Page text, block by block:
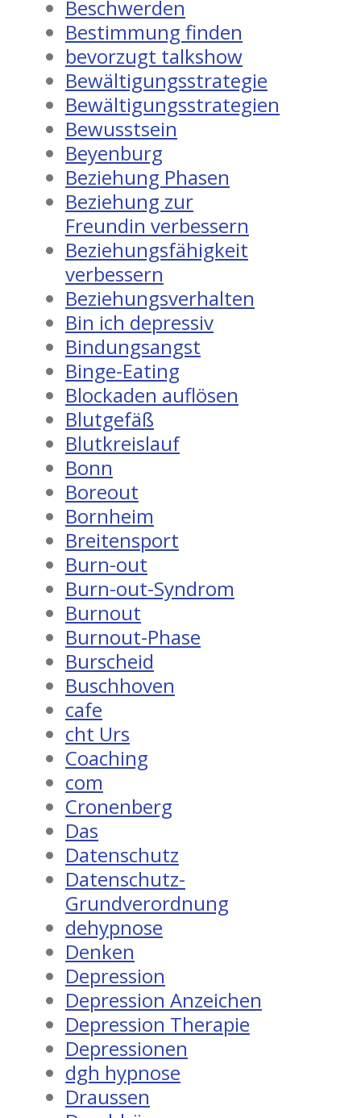
Beschwerden
Bestimmung finden
bevorzugt talkshow
Bewältigungsstrategie
Bewältigungsstrategien
Bewusstsein
Beyenburg
Beziehung Phasen
Beziehung zur
Freundin verbessern
Beziehungsfähigkeit
verbessern
Beziehungsverhalten
Bin ich depressiv
Bindungsangst
Binge-Eating
Blockaden auflösen
Blutgefäß
Blutkreislauf
Bonn
Boreout
Bornheim
Breitensport
Burn-out
Burn-out-Syndrom
Burnout
Burnout-Phase
Burscheid
Buschhoven
cafe
cht Urs
Coaching
com
Cronenberg
Das
Datenschutz
Datenschutz-
Grundverordnung
dehypnose
Denken
Depression
Depression Anzeichen
Depression Therapie
Depressionen
dgh hypnose
Draussen